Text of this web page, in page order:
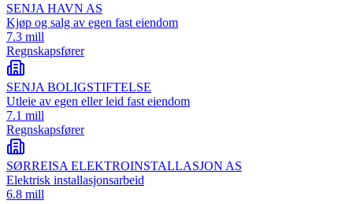
SENJA HAVN AS
Kjøp og salg av egen fast eiendom
7.3 mill
Regnskapsfører
SENJA BOLIGSTIFTELSE
Utleie av egen eller leid fast eiendom
7.1 mill
Regnskapsfører
SØRREISA ELEKTROINSTALLASJON AS
Elektrisk installasjonsarbeid
6.8 mill